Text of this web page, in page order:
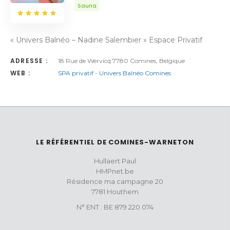
Sauna
« Univers Balnéo – Nadine Salembier » Espace Privatif
ADRESSE : 18 Rue de Wervicq 7780 Comines, Belgique
WEB : SPA privatif - Univers Balnéo Comines
LE RÉFÉRENTIEL DE COMINES-WARNETON
Hullaert Paul
HMPnet.be
Résidence ma campagne 20
7781 Houthem
N° ENT : BE 879 220 074